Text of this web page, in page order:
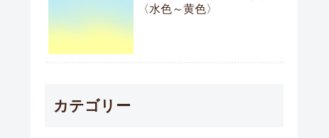
〈水色～黄色〉
カテゴリー